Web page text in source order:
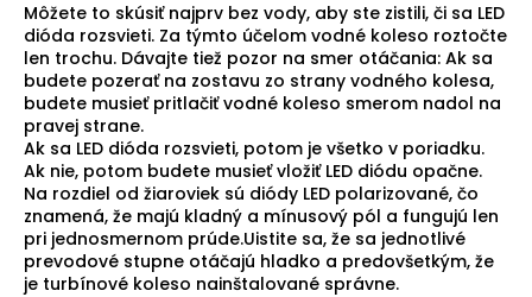
Môžete to skúsiť najprv bez vody, aby ste zistili, či sa LED
dióda rozsvieti. Za týmto účelom vodné koleso roztočte
len trochu. Dávajte tiež pozor na smer otáčania: Ak sa
budete pozerať na zostavu zo strany vodného kolesa,
budete musieť pritlačiť vodné koleso smerom nadol na
pravej strane.
Ak sa LED dióda rozsvieti, potom je všetko v poriadku.
Ak nie, potom budete musieť vložiť LED diódu opačne.
Na rozdiel od žiaroviek sú diódy LED polarizované, čo
znamená, že majú kladný a mínusový pól a fungujú len
pri jednosmernom prúde.Uistite sa, že sa jednotlivé
prevodové stupne otáčajú hladko a predovšetkým, že
je turbínové koleso nainštalované správne.